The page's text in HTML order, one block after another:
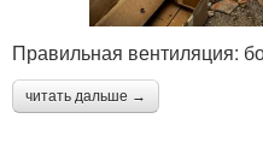
Правильная вентиляция:
читать дальше →